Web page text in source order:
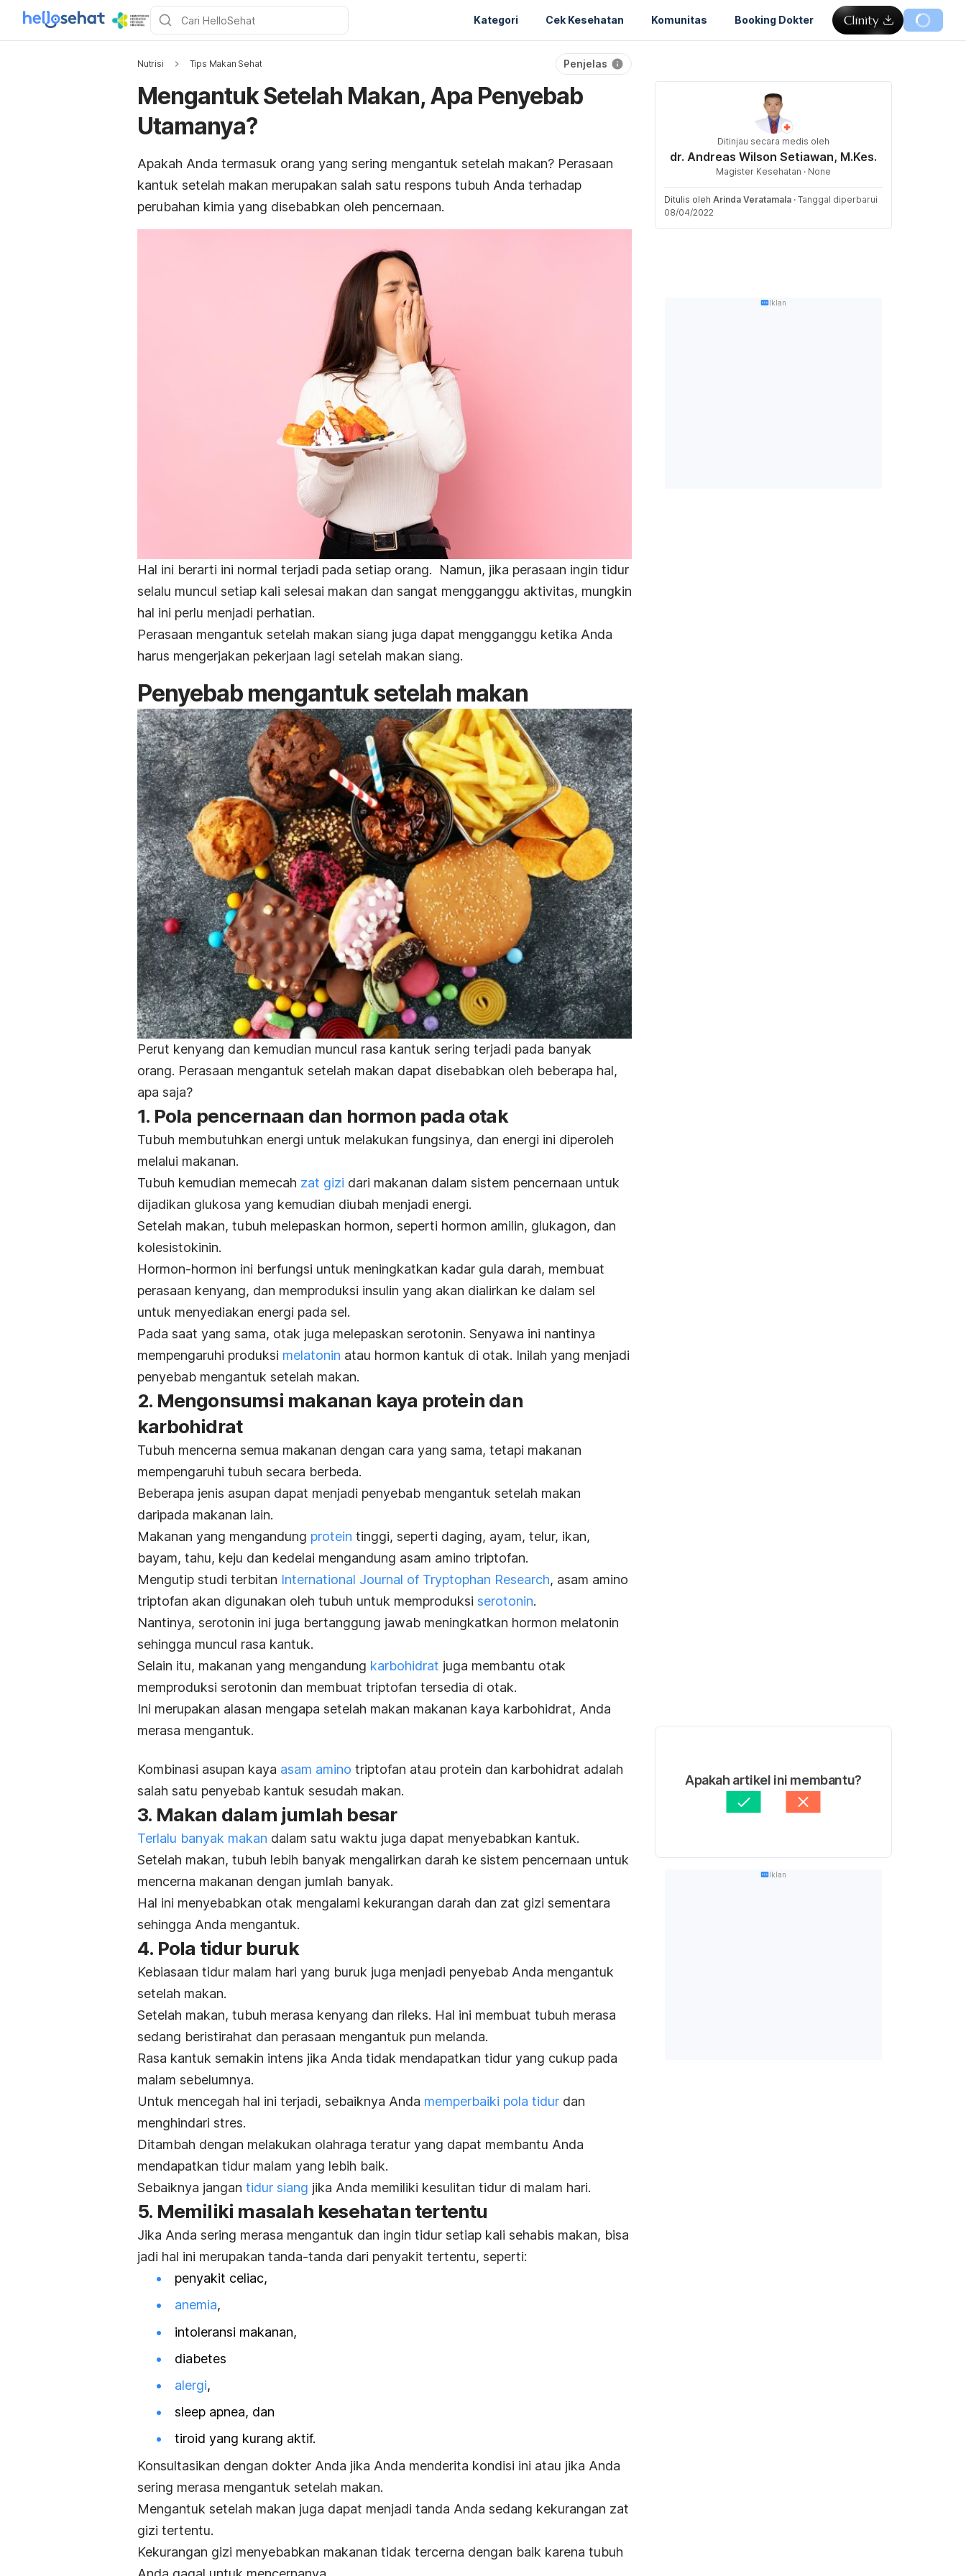
Kategori Cek Kesehatan Komunitas Booking Dokter
Nutrisi Tips Makan Sehat Penjelas
Mengantuk Setelah Makan, Apa Penyebab
Utamanya?
Apakah Anda termasuk orang yang sering mengantuk setelah makan? Perasaan
kantuk setelah makan merupakan salah satu respons tubuh Anda terhadap
perubahan kimia yang disebabkan oleh pencernaan.
Hal ini berarti ini normal terjadi pada setiap orang. Namun, jika perasaan ingin tidur
selalu muncul setiap kali selesai makan dan sangat mengganggu aktivitas, mungkin
hal ini perlu menjadi perhatian.
Perasaan mengantuk setelah makan siang juga dapat mengganggu ketika Anda
harus mengerjakan pekerjaan lagi setelah makan siang.
Penyebab mengantuk setelah makan
Perut kenyang dan kemudian muncul rasa kantuk sering terjadi pada banyak
orang. Perasaan mengantuk setelah makan dapat disebabkan oleh beberapa hal,
apa saja?
1. Pola pencernaan dan hormon pada otak
Tubuh membutuhkan energi untuk melakukan fungsinya, dan energi ini diperoleh
melalui makanan.
Tubuh kemudian memecah zat gizi dari makanan dalam sistem pencernaan untuk
dijadikan glukosa yang kemudian diubah menjadi energi.
Setelah makan, tubuh melepaskan hormon, seperti hormon amilin, glukagon, dan
kolesistokinin.
Hormon-hormon ini berfungsi untuk meningkatkan kadar gula darah, membuat
perasaan kenyang, dan memproduksi insulin yang akan dialirkan ke dalam sel
untuk menyediakan energi pada sel.
Pada saat yang sama, otak juga melepaskan serotonin. Senyawa ini nantinya
mempengaruhi produksi melatonin atau hormon kantuk di otak. Inilah yang menjadi
penyebab mengantuk setelah makan.
2. Mengonsumsi makanan kaya protein dan
karbohidrat
Tubuh mencerna semua makanan dengan cara yang sama, tetapi makanan
mempengaruhi tubuh secara berbeda.
Beberapa jenis asupan dapat menjadi penyebab mengantuk setelah makan
daripada makanan lain.
Makanan yang mengandung protein tinggi, seperti daging, ayam, telur, ikan,
bayam, tahu, keju dan kedelai mengandung asam amino triptofan.
Mengutip studi terbitan International Journal of Tryptophan Research, asam amino
triptofan akan digunakan oleh tubuh untuk memproduksi serotonin.
Nantinya, serotonin ini juga bertanggung jawab meningkatkan hormon melatonin
sehingga muncul rasa kantuk.
Selain itu, makanan yang mengandung karbohidrat juga membantu otak
memproduksi serotonin dan membuat triptofan tersedia di otak.
Ini merupakan alasan mengapa setelah makan makanan kaya karbohidrat, Anda
merasa mengantuk.
Kombinasi asupan kaya asam amino triptofan atau protein dan karbohidrat adalah
salah satu penyebab kantuk sesudah makan.
3. Makan dalam jumlah besar
Terlalu banyak makan dalam satu waktu juga dapat menyebabkan kantuk.
Setelah makan, tubuh lebih banyak mengalirkan darah ke sistem pencernaan untuk
mencerna makanan dengan jumlah banyak.
Hal ini menyebabkan otak mengalami kekurangan darah dan zat gizi sementara
sehingga Anda mengantuk.
4. Pola tidur buruk
Kebiasaan tidur malam hari yang buruk juga menjadi penyebab Anda mengantuk
setelah makan.
Setelah makan, tubuh merasa kenyang dan rileks. Hal ini membuat tubuh merasa
sedang beristirahat dan perasaan mengantuk pun melanda.
Rasa kantuk semakin intens jika Anda tidak mendapatkan tidur yang cukup pada
malam sebelumnya.
Untuk mencegah hal ini terjadi, sebaiknya Anda memperbaiki pola tidur dan
menghindari stres.
Ditambah dengan melakukan olahraga teratur yang dapat membantu Anda
mendapatkan tidur malam yang lebih baik.
Sebaiknya jangan tidur siang jika Anda memiliki kesulitan tidur di malam hari.
5. Memiliki masalah kesehatan tertentu
Jika Anda sering merasa mengantuk dan ingin tidur setiap kali sehabis makan, bisa
jadi hal ini merupakan tanda-tanda dari penyakit tertentu, seperti:
penyakit celiac,
anemia,
intoleransi makanan,
diabetes
alergi,
sleep apnea, dan
tiroid yang kurang aktif.
Konsultasikan dengan dokter Anda jika Anda menderita kondisi ini atau jika Anda
sering merasa mengantuk setelah makan.
Mengantuk setelah makan juga dapat menjadi tanda Anda sedang kekurangan zat
gizi tertentu.
Kekurangan gizi menyebabkan makanan tidak tercerna dengan baik karena tubuh
Ditinjau secara medis oleh
dr. Andreas Wilson Setiawan, M.Kes.
Magister Kesehatan · None
Ditulis oleh Arinda Veratamala · Tanggal diperbarui
08/04/2022
Iklan
Apakah artikel ini membantu?
Iklan